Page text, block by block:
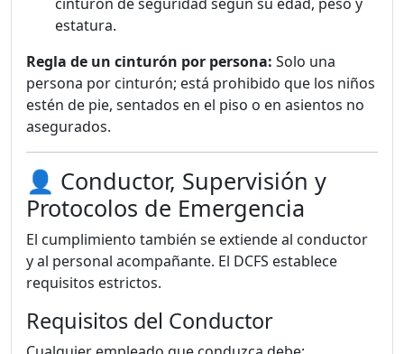
estatura.
Regla de un cinturón por persona: Solo una
persona por cinturón; está prohibido que los niños
estén de pie, sentados en el piso o en asientos no
asegurados.
👤 Conductor, Supervisión y
Protocolos de Emergencia
El cumplimiento también se extiende al conductor
y al personal acompañante. El DCFS establece
requisitos estrictos.
Requisitos del Conductor